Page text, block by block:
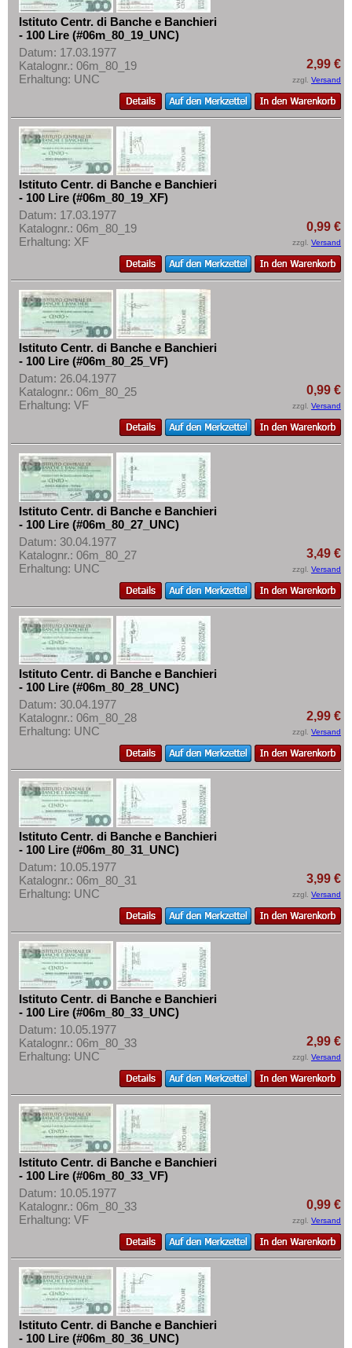
Istituto Centr. di Banche e Banchieri
- 100 Lire (#06m_80_19_UNC)
Datum: 17.03.1977
Katalognr.: 06m_80_19
Erhaltung: UNC
2,99 €
zzgl. Versand
Istituto Centr. di Banche e Banchieri
- 100 Lire (#06m_80_19_XF)
Datum: 17.03.1977
Katalognr.: 06m_80_19
Erhaltung: XF
0,99 €
zzgl. Versand
Istituto Centr. di Banche e Banchieri
- 100 Lire (#06m_80_25_VF)
Datum: 26.04.1977
Katalognr.: 06m_80_25
Erhaltung: VF
0,99 €
zzgl. Versand
Istituto Centr. di Banche e Banchieri
- 100 Lire (#06m_80_27_UNC)
Datum: 30.04.1977
Katalognr.: 06m_80_27
Erhaltung: UNC
3,49 €
zzgl. Versand
Istituto Centr. di Banche e Banchieri
- 100 Lire (#06m_80_28_UNC)
Datum: 30.04.1977
Katalognr.: 06m_80_28
Erhaltung: UNC
2,99 €
zzgl. Versand
Istituto Centr. di Banche e Banchieri
- 100 Lire (#06m_80_31_UNC)
Datum: 10.05.1977
Katalognr.: 06m_80_31
Erhaltung: UNC
3,99 €
zzgl. Versand
Istituto Centr. di Banche e Banchieri
- 100 Lire (#06m_80_33_UNC)
Datum: 10.05.1977
Katalognr.: 06m_80_33
Erhaltung: UNC
2,99 €
zzgl. Versand
Istituto Centr. di Banche e Banchieri
- 100 Lire (#06m_80_33_VF)
Datum: 10.05.1977
Katalognr.: 06m_80_33
Erhaltung: VF
0,99 €
zzgl. Versand
Istituto Centr. di Banche e Banchieri
- 100 Lire (#06m_80_36_UNC)